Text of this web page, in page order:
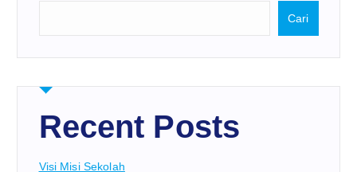
Cari
Recent Posts
Visi Misi Sekolah